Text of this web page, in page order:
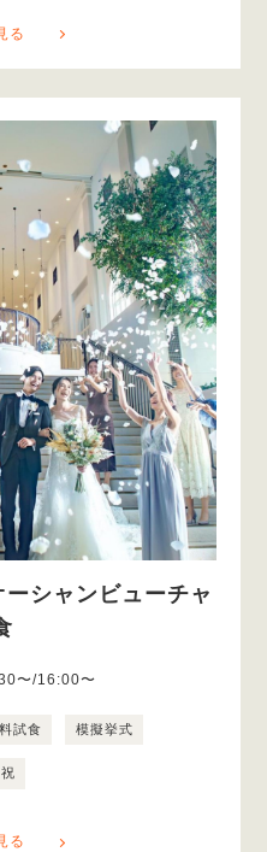
る
シャンビューチャ
〜/16:00〜
試食 模擬挙式
る